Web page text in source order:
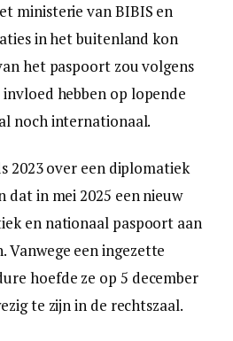
ministerie van BIBIS en
in het buitenland kon
het paspoort zou volgens
invloed hebben op lopende
noch internationaal.
2023 over een diplomatiek
dat in mei 2025 een nieuw
en nationaal paspoort aan
Vanwege een ingezette
hoefde ze op 5 december
te zijn in de rechtszaal.